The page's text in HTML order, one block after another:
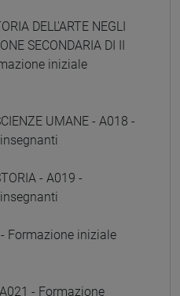
DELL'ARTE NEGLI
SECONDARIA DI II
iniziale
UMANE - A018 -
- A019 -
- Formazione iniziale
- Formazione